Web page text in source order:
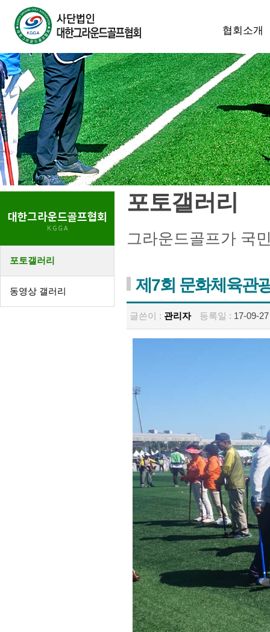
협회소개
포토갤러리
동영상 갤러리
포토갤러리
그라운드골프가 국
제7회 문화체육관
글쓴이 : 관리자 등록일 : 17-09-